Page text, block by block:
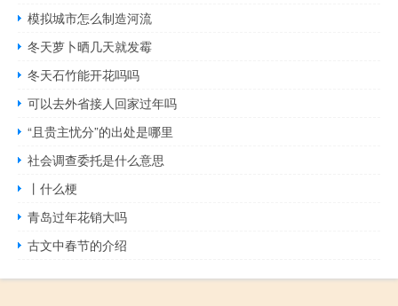
模拟城市怎么制造河流
冬天萝卜晒几天就发霉
冬天石竹能开花吗吗
可以去外省接人回家过年吗
“且贵主忧分”的出处是哪里
社会调查委托是什么意思
丨什么梗
青岛过年花销大吗
古文中春节的介绍